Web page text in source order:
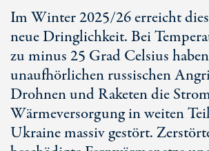
Im Winter 2025/26 erreicht
neue Dringlichkeit. Bei
zu minus 25 Grad Celsius
unaufhörlichen russischen
Drohnen und Raketen die
Wärmeversorgung in weiten
Ukraine massiv gestört.